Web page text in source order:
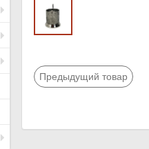
Предыдущий товар